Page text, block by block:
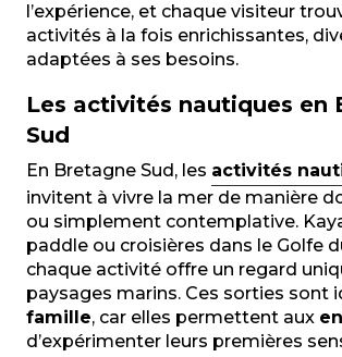
l’expérience, et chaque visiteur
activités à la fois enrichissantes,
adaptées à ses besoins.
Les activités nautiques en
Sud
En Bretagne Sud, les activités
invitent à vivre la mer de manière
ou simplement contemplative.
paddle ou croisières dans le Golfe
chaque activité offre un regard
paysages marins. Ces sorties sont
famille, car elles permettent aux
d’expérimenter leurs premières